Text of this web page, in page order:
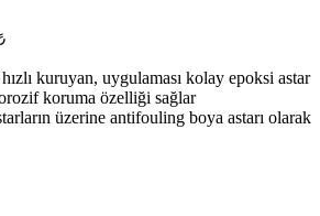
Fiyat
2.260,00 ₺
-
5.433,00 ₺
kuruyan, uygulaması kolay epoksi astar
koruma özelliği sağlar
üzerine antifouling boya astarı olarak